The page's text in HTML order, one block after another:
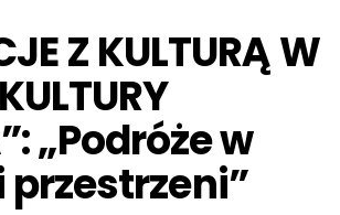
Z KULTURĄ W
„Podróże w
przestrzeni”